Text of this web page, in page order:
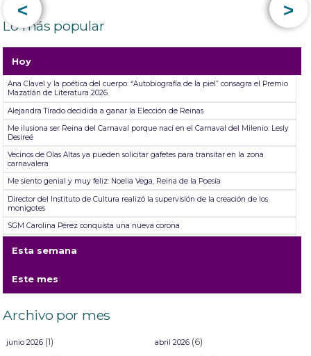
< >
Lo más popular
Hoy
Ana Clavel y la poética del cuerpo: “Autobiografía de la piel” consagra el Premio
Mazatlán de Literatura 2026
Alejandra Tirado decidida a ganar la Elección de Reinas
Me ilusiona ser Reina del Carnaval porque nací en el Carnaval del Milenio: Lesly
Desireé
Vecinos de Olas Altas ya pueden solicitar gafetes para transitar en la zona
carnavalera
Me siento genial y muy feliz: Noelia Vega, Reina de la Poesía
Director del Instituto de Cultura realizó la supervisión de la creación de los
monigotes
SGM Carolina Pérez conquista una nueva corona
de Jorge Medina, Josi Cuen y Grupo Firme
de Mazatlán ´26
Mazatlán se desgañita de alegría durante su primer Desfile de Carnaval 2026:
Esta semana
Este mes
Archivo por mes
junio 2026(1) abril 2026(6)